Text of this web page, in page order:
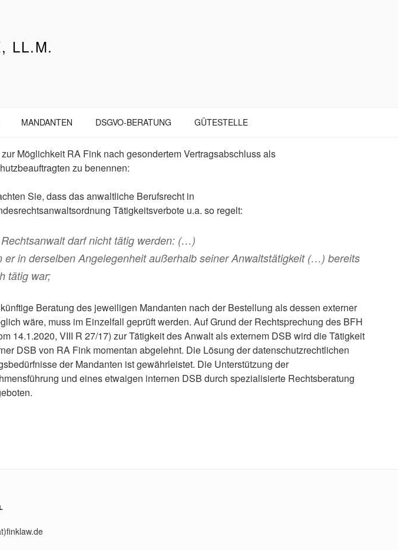
LL.M.
MANDANTEN DSGVO-BERATUNG GÜTESTELLE
Möglichkeit RA Fink nach gesondertem Vertragsabschluss als
zu benennen:
Sie, dass das anwaltliche Berufsrecht in
Tätigkeitsverbote u.a. so regelt:
darf nicht tätig werden: (…)
er in derselben Angelegenheit außerhalb seiner Anwaltstätigkeit (…) bereits
tätig war;
Beratung des jeweiligen Mandanten nach der Bestellung als dessen externer
wäre, muss im Einzelfall geprüft werden. Auf Grund der Rechtsprechung des BFH
14.1.2020, VIII R 27/17) zur Tätigkeit des Anwalt als externem DSB wird die Tätigkeit
DSB von RA Fink momentan abgelehnt. Die Lösung der datenschutzrechtlichen
der Mandanten ist gewährleistet. Die Unterstützung der
und eines etwaigen internen DSB durch spezialisierte Rechtsberatung